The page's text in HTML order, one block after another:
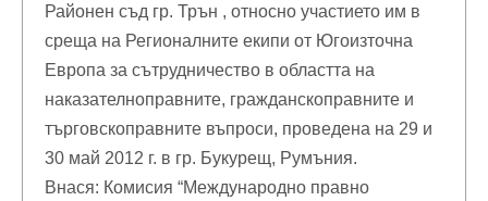
Районен съд гр. Трън , относно участието им в
среща на Регионалните екипи от Югоизточна
Европа за сътрудничество в областта на
наказателноправните, гражданскоправните и
търговскоправните въпроси, проведена на 29 и
30 май 2012 г. в гр. Букурещ, Румъния.
Внася: Комисия “Международно правно